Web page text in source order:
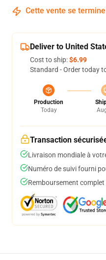
Cette vente se
Deliver to United
Cost to ship:$6.99
Standard - Order today
Production
Today
Transaction
Livraison mondiale à
Numéro de suivi fourni
Remboursement